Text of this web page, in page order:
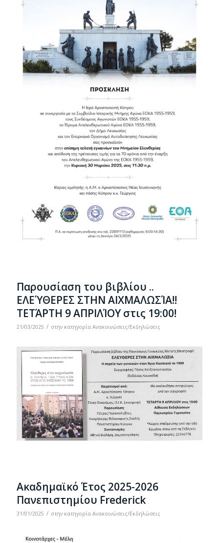
Παρουσίαση του βιβλίου ..
ΕΛΕΎΘΕΡΕΣ ΣΤΗΝ ΑΙΧΜΑΛΩΣΊΑ!!
ΤΕΤΆΡΤΗ 9 ΑΠΡΙΛΊΟΥ στις 19:00!
21/03/2025 / στην κατηγορία Ανακοινώσεις/Εκδηλώσεις
Ακαδημαϊκό Έτος 2025-2026
Πανεπιστημίου Frederick
31/01/2025 / στην κατηγορία Ανακοινώσεις/Εκδηλώσεις